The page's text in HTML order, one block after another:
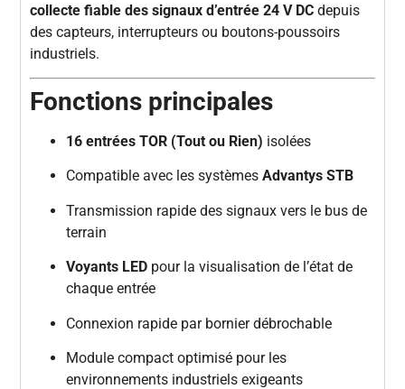
collecte fiable des signaux d’entrée 24 V DC depuis
des capteurs, interrupteurs ou boutons-poussoirs
industriels.
Fonctions principales
16 entrées TOR (Tout ou Rien) isolées
Compatible avec les systèmesAdvantys STB
Transmission rapide des signaux vers le bus de
terrain
Voyants LED pour la visualisation de l’état de
chaque entrée
Connexion rapide par bornier débrochable
Module compact optimisé pour les
environnements industriels exigeants